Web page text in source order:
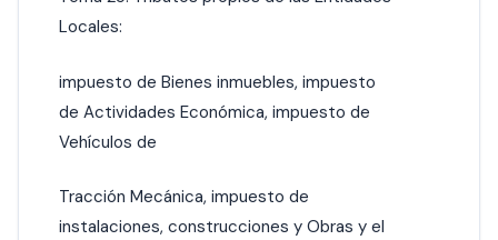
Locales:
impuesto de Bienes inmuebles, impuesto
de Actividades Económica, impuesto de
Vehículos de
Tracción Mecánica, impuesto de
instalaciones, construcciones y Obras y el